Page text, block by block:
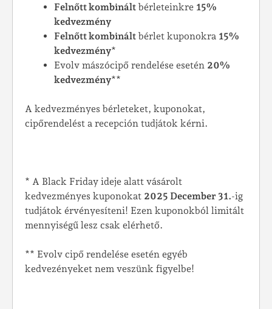
Felnőtt kombinált bérleteinkre 15%
kedvezmény
Felnőtt kombinált bérlet kuponokra 15%
kedvezmény*
Evolv mászócipő rendelése esetén 20%
kedvezmény**
A kedvezményes bérleteket, kuponokat,
cipőrendelést a recepción tudjátok kérni.
* A Black Friday ideje alatt vásárolt
kedvezményes kuponokat 2025 December 31.-ig
tudjátok érvényesíteni! Ezen kuponokból limitált
mennyiségű lesz csak elérhető.
** Evolv cipő rendelése esetén egyéb
kedvezényeket nem veszünk figyelbe!